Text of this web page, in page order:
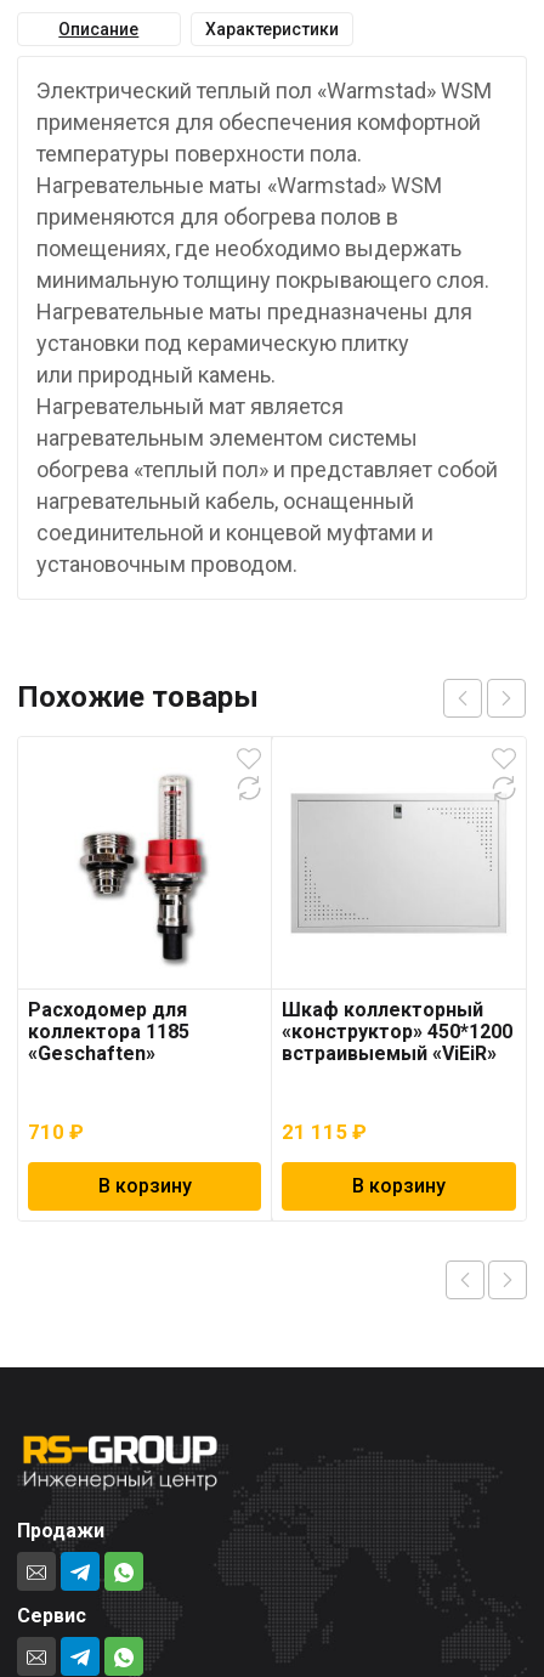
Описание Характеристики
Электрический теплый пол «Warmstad» WSM
применяется для обеспечения комфортной
температуры поверхности пола.
Нагревательные маты «Warmstad» WSM
применяются для обогрева полов в
помещениях, где необходимо выдержать
минимальную толщину покрывающего слоя.
Нагревательные маты предназначены для
установки под керамическую плитку
или природный камень.
Нагревательный мат является
нагревательным элементом системы
обогрева «теплый пол» и представляет собой
нагревательный кабель, оснащенный
соединительной и концевой муфтами и
установочным проводом.
Похожие товары
Расходомер для
коллектора 1185
«Geschaften»
710 ₽
В корзину
Шкаф коллекторный
«конструктор» 450*1200
встраивыемый «ViEiR»
21 115₽
В корзину
Продажи
Сервис